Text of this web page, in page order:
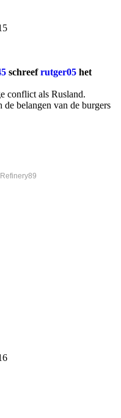
schreefrutger05 het
conflict als Rusland.
belangen van de burgers